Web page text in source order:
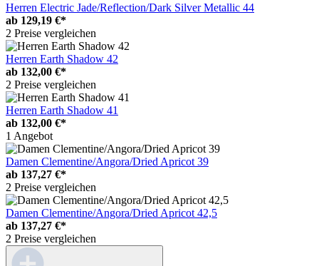
Herren Electric Jade/Reflection/Dark Silver Metallic 44
ab 129,19 €*
2 Preise vergleichen
Herren Earth Shadow 42
ab 132,00 €*
2 Preise vergleichen
Herren Earth Shadow 41
ab 132,00 €*
1 Angebot
Damen Clementine/Angora/Dried Apricot 39
ab 137,27 €*
2 Preise vergleichen
Damen Clementine/Angora/Dried Apricot 42,5
ab 137,27 €*
2 Preise vergleichen